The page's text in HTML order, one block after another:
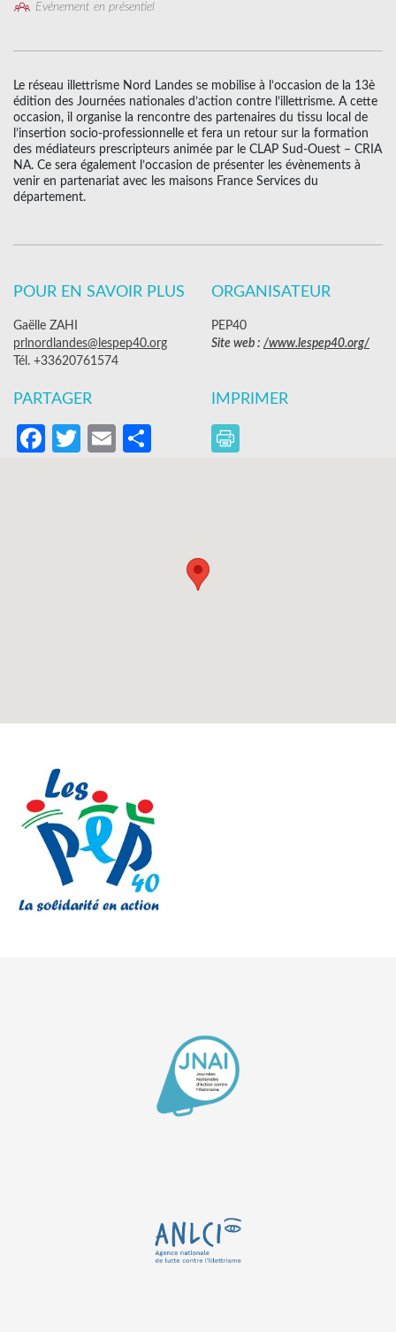
Evénement en présentiel
Le réseau illettrisme Nord Landes se mobilise à l’occasion de la 13è
édition des Journées nationales d’action contre l’illettrisme. A cette
occasion, il organise la rencontre des partenaires du tissu local de
l’insertion socio-professionnelle et fera un retour sur la formation
des médiateurs prescripteurs animée par le CLAP Sud-Ouest – CRIA
NA. Ce sera également l’occasion de présenter les évènements à
venir en partenariat avec les maisons France Services du
département.
POUR EN SAVOIR PLUS
Gaëlle ZAHI
prlnordlandes@lespep40.org
Tél. +33620761574
ORGANISATEUR
PEP40
Site web : /www.lespep40.org/
PARTAGER
Facebook
Twitter
EmailPartager
IMPRIMER